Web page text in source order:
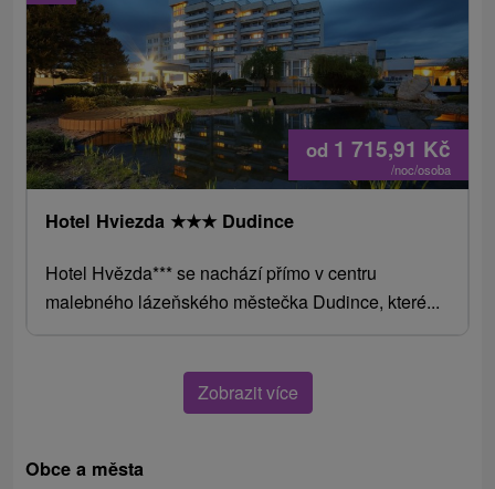
od 1 715,91 Kč
/noc/osoba
Hotel Hviezda ★★★ Dudince
Hotel Hvězda*** se nachází přímo v centru
malebného lázeňského městečka Dudince, které...
Zobrazit více
Obce a města